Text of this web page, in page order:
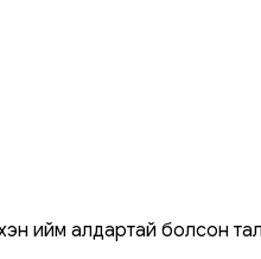
ийм алдартай болсон